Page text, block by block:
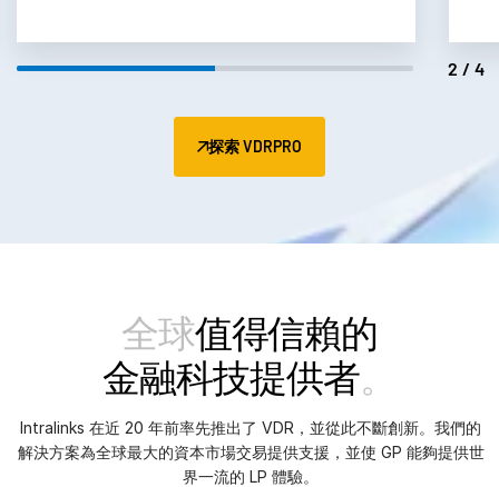
3/4
探索 VDRPRO
全球值得信賴的
金融科技提供者。
Intralinks 在近 20 年前率先推出了 VDR，並從此不斷創新。我們的
解決方案為全球最大的資本市場交易提供支援，並使 GP 能夠提供世
界一流的 LP 體驗。